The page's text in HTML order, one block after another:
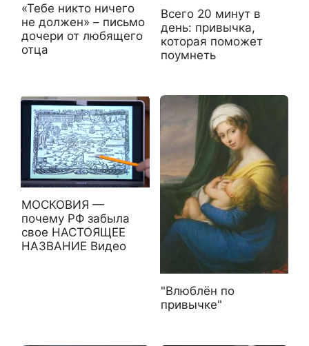
«Тебе никто ничего
не должен» – письмо
дочери от любящего
отца
Всего 20 минут в
день: привычка,
которая поможет
поумнеть
МОСКОВИЯ —
почему РФ забыла
свое НАСТОЯЩЕЕ
НАЗВАНИЕ Видео
"Влюблён по
привычке"